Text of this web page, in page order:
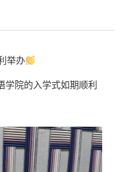
举办
学院的入学式如期顺利